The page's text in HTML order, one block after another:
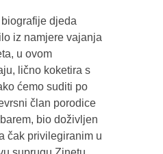
djeda
iz namjere vajanja
u ovom
lično koketira s
ćemo suditi po
član porodice
bio doživljen
čak privilegiranim u